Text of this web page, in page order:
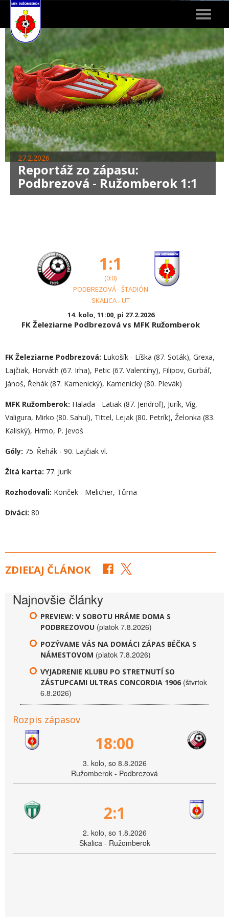
Toggle
27.2.2026
Reportáž zo zápasu:
Podbrezová - Ružomberok 1:1
1:1
(0:0)
PODBREZOVÁ - ŠTADIÓN
SKALICA - UT
14. kolo, 11:00, pi 27.2.2026
FK Železiarne Podbrezová vs MFK Ružomberok
FK Železiarne Podbrezová: Lukošík - Líška (87. Soták), Grexa,
Lajčiak, Horváth (67. Irha), Petic (67. Valentíny), Filipov, Gurbáľ,
Jánoš, Řehák (87. Kamenický), Kamenický (80. Plevák)
MFK Ružomberok: Halada - Latiak (87. Jendroľ), Jurík, Víg,
Valigura, Mirko (80. Sahul), Tittel, Lejak (80. Petrík), Želonka (83.
Kaliský), Hrmo, P. Jevoš
Góly: 75. Řehák - 90. Lajčiak vl.
Žltá karta: 77. Jurík
Rozhodovali: Konček - Melicher, Tůma
Diváci: 80
ZDIEĽAJ ČLÁNOK
Najnovšie články
PREVIEW: V SOBOTU HRÁME DOMA S
PODBREZOVOU (piatok 7.8.2026)
POZÝVAME VÁS NA DOMÁCI ZÁPAS BÉČKA S
NÁMESTOVOM (piatok 7.8.2026)
VYJADRENIE KLUBU PO STRETNUTÍ SO
ZÁSTUPCAMI ULTRAS CONCORDIA 1906 (štvrtok
6.8.2026)
Rozpis zápasov
18:00
3. kolo, so 8.8.2026
Ružomberok - Podbrezová
2:1
2. kolo, so 1.8.2026
Skalica - Ružomberok